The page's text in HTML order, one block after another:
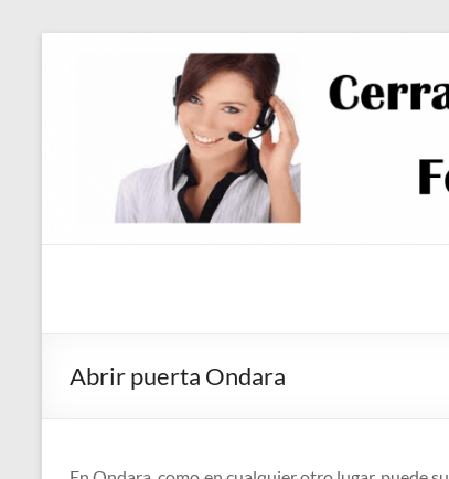
Abrir puerta Ondara